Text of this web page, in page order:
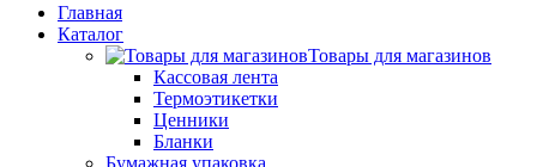
Главная
Каталог
Товары для магазинов
Кассовая лента
Термоэтикетки
Ценники
Бланки
Бумажная упаковка